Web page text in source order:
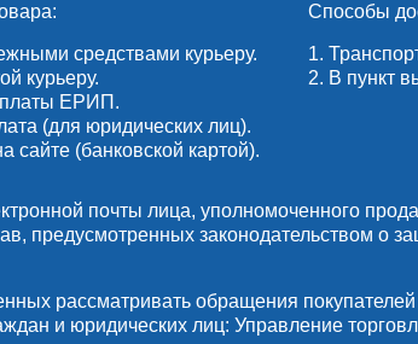
средствами курьеру.
курьеру.
ЕРИП.
(для юридических лиц).
сайте (банковской картой).
Способы
1.
2. В пункт
почты лица, уполномоченного
предусмотренных законодательством о
рассматривать обращения покупателей
и юридических лиц: Управление